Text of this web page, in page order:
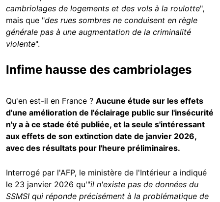
cambriolages de logements et des vols à la roulotte",
mais que "des rues sombres ne conduisent en règle
générale pas à une augmentation de la criminalité
violente".
Infime hausse des cambriolages
Qu'en est-il en France ? Aucune étude sur les effets
d'une amélioration de l'éclairage public sur l'insécurité
n'y a à ce stade été publiée, et la seule s'intéressant
aux effets de son extinction date de janvier 2026,
avec des résultats pour l'heure préliminaires.
Interrogé par l'AFP, le ministère de l'Intérieur a indiqué
le 23 janvier 2026 qu'"il n'existe pas de données du
SSMSI qui réponde précisément à la problématique de